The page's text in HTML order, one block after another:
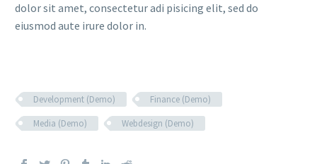
dolor sit amet, consectetur adi pisicing elit, sed do
eiusmod aute irure dolor in.
Development (Demo)
Finance (Demo)
Media (Demo)
Webdesign (Demo)